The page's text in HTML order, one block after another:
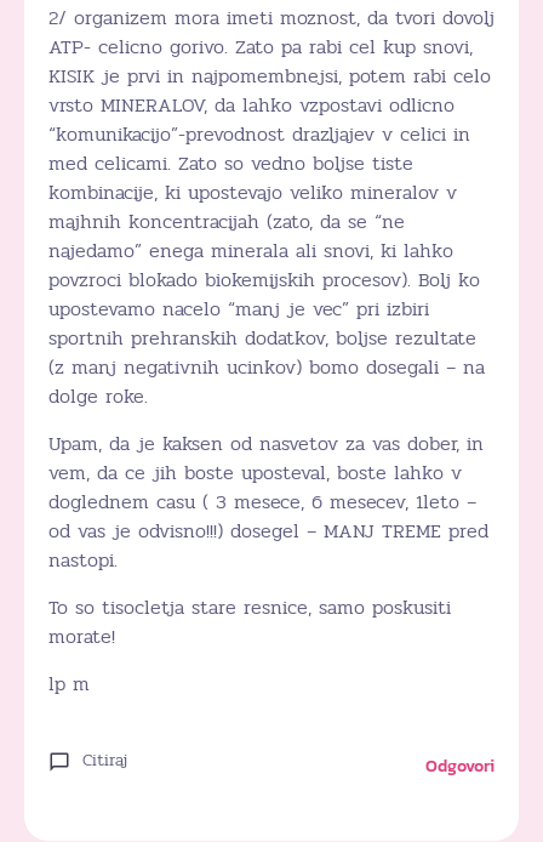
2/ organizem mora imeti moznost, da tvori dovolj
ATP- celicno gorivo. Zato pa rabi cel kup snovi,
KISIK je prvi in najpomembnejsi, potem rabi celo
vrsto MINERALOV, da lahko vzpostavi odlicno
“komunikacijo”-prevodnost drazljajev v celici in
med celicami. Zato so vedno boljse tiste
kombinacije, ki upostevajo veliko mineralov v
majhnih koncentracijah (zato, da se “ne
najedamo” enega minerala ali snovi, ki lahko
povzroci blokado biokemijskih procesov). Bolj ko
upostevamo nacelo “manj je vec” pri izbiri
sportnih prehranskih dodatkov, boljse rezultate
(z manj negativnih ucinkov) bomo dosegali – na
dolge roke.
Upam, da je kaksen od nasvetov za vas dober, in
vem, da ce jih boste uposteval, boste lahko v
doglednem casu ( 3 mesece, 6 mesecev, 1leto –
od vas je odvisno!!!) dosegel – MANJ TREME pred
nastopi.
To so tisocletja stare resnice, samo poskusiti
morate!
lp m
Citiraj Odgovori